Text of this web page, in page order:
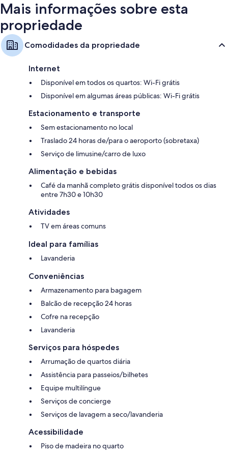
Mais informações sobre esta
propriedade
Comodidades da propriedade
Internet
Disponível em todos os quartos: Wi-Fi grátis
Disponível em algumas áreas públicas: Wi-Fi grátis
Estacionamento e transporte
Sem estacionamento no local
Traslado 24 horas de/para o aeroporto (sobretaxa)
Serviço de limusine/carro de luxo
Alimentação e bebidas
Café da manhã completo grátis disponível todos os dias
entre 7h30 e 10h30
Atividades
TV em áreas comuns
Ideal para famílias
Lavanderia
Conveniências
Armazenamento para bagagem
Balcão de recepção 24 horas
Cofre na recepção
Lavanderia
Serviços para hóspedes
Arrumação de quartos diária
Assistência para passeios/bilhetes
Equipe multilíngue
Serviços de concierge
Serviços de lavagem a seco/lavanderia
Acessibilidade
Piso de madeira no quarto